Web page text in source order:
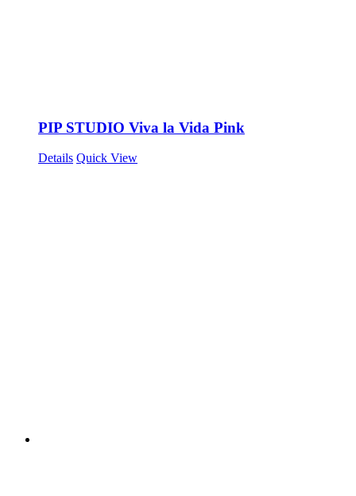
PIP STUDIO Viva la Vida Pink
Details Quick View